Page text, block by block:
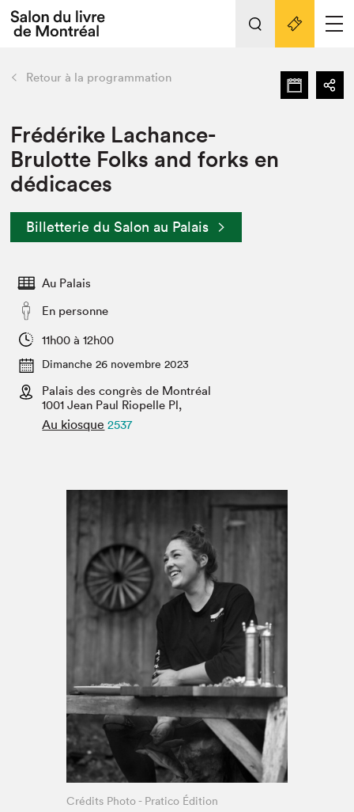
Espace exposant⋅e⋅s
Espace enseignant·e·s
Espace médias
L'événement
Préparer sa visite au Salon
Actualités
SLM PRO
retour Nos activités
Préparer sa visite
Salon au Palais
Salon dans la ville et en ligne
Projets partenaires
Liens pratiques
Retour à la programmation
Frédérike Lachance-
Brulotte Folks and forks en
dédicaces
Billetterie du Salon au Palais
Au Palais
En personne
11h00 à 12h00
Dimanche 26 novembre 2023
Palais des congrès de Montréal
1001 Jean Paul Riopelle Pl,
Au kiosque 2537
Crédits Photo - Pratico Édition